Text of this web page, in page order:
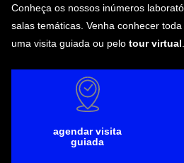
Conheça os nossos inúmeros
salas temáticas. Venha conhecer
uma visita guiada ou pelo tour virtual
agendar visita
guiada